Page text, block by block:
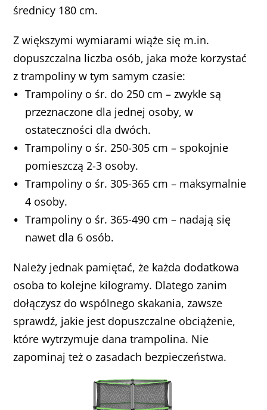
średnicy 180 cm.
Z większymi wymiarami wiąże się m.in.
dopuszczalna liczba osób, jaka może korzystać
z trampoliny w tym samym czasie:
Trampoliny o śr. do 250 cm – zwykle są
przeznaczone dla jednej osoby, w
ostateczności dla dwóch.
Trampoliny o śr. 250-305 cm – spokojnie
pomieszczą 2-3 osoby.
Trampoliny o śr. 305-365 cm – maksymalnie
4 osoby.
Trampoliny o śr. 365-490 cm – nadają się
nawet dla 6 osób.
Należy jednak pamiętać, że każda dodatkowa
osoba to kolejne kilogramy. Dlatego zanim
dołączysz do wspólnego skakania, zawsze
sprawdź, jakie jest dopuszczalne obciążenie,
które wytrzymuje dana trampolina. Nie
zapominaj też o zasadach bezpieczeństwa.